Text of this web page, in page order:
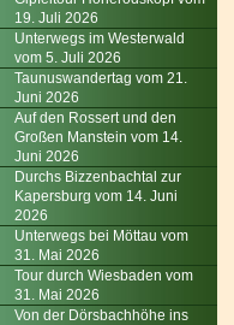
19. Juli 2026
Unterwegs im Westerwald
vom 5. Juli 2026
Taunuswandertag vom 21.
Juni 2026
Auf den Rossert und den
Großen Manstein vom 14.
Juni 2026
Durchs Bizzenbachtal zur
Kapersburg vom 14. Juni
2026
Unterwegs bei Möttau vom
31. Mai 2026
Tour durch Wiesbaden vom
31. Mai 2026
Von der Dörsbachhöhe ins